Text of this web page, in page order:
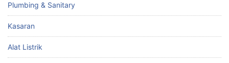
Plumbing & Sanitary
Kasaran
Alat Listrik